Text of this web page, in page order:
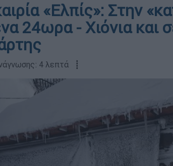
«Ελπίς»: Στην
24ωρα - Χιόνια και
4 λεπτά ┋